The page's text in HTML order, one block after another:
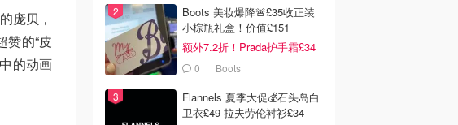
庞贝，
赞的“皮
的动画
Boots 美妆爆降🚨£35收正装
小棕瓶礼盒！价值£151
额外7.2折！Prada护手霜£34
0 Boots
Flannels 夏季大促💰石头岛白
卫衣£49 拉夫劳伦衬衫£34